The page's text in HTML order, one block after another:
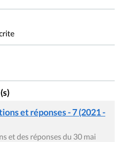
et réponses - 7 (2021 -
et des réponses du 30 mai